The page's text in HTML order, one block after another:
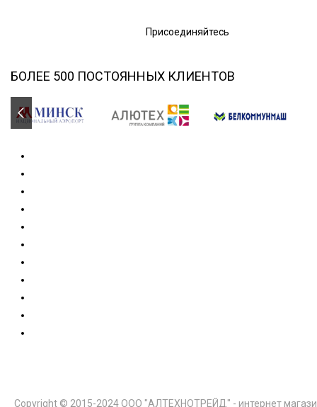
Присоединяйтесь
БОЛЕЕ 500 ПОСТОЯННЫХ КЛИЕНТОВ
Copyright © 2015-2024 ООО "АЛТЕХНОТРЕЙД" - интернет